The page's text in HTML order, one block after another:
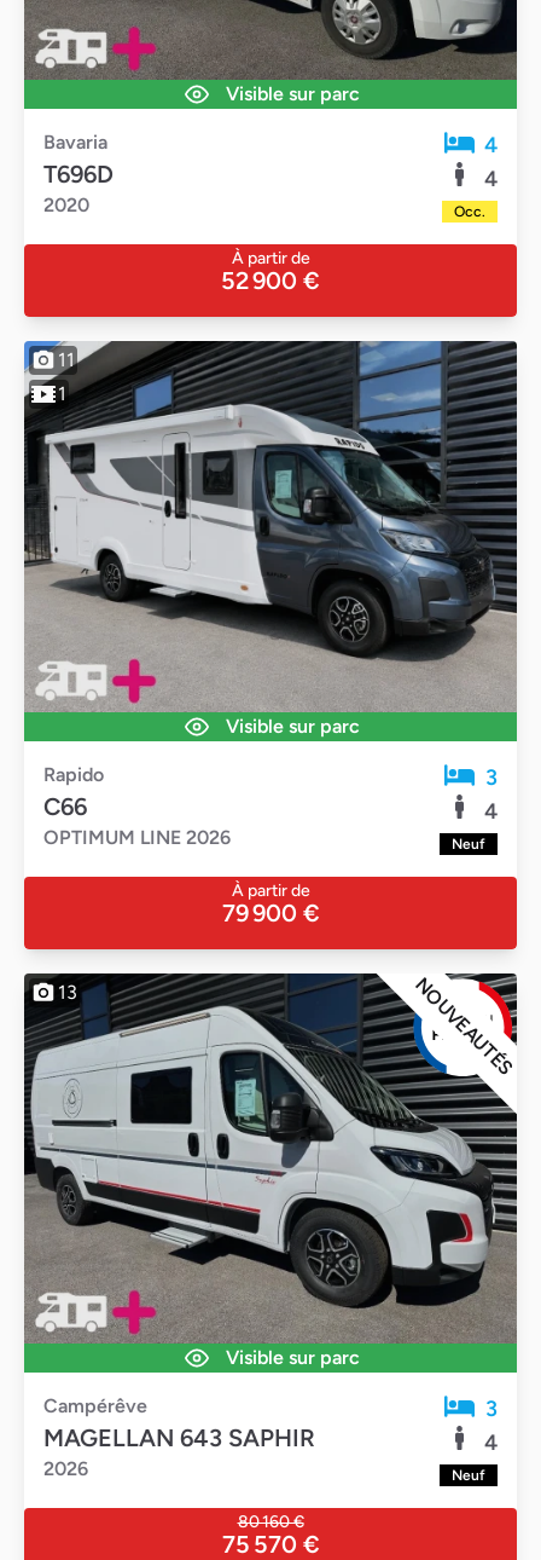
Visible sur parc
Bavaria
T696D
2020
4
4
Occ.
À partir de
52 900 €
11
1
Visible sur parc
Rapido
C66
OPTIMUM LINE 2026
3
4
Neuf
À partir de
79 900 €
NOUVEAUTÉS
13
Visible sur parc
Campérêve
MAGELLAN 643 SAPHIR
2026
3
4
Neuf
80 160 €
75 570 €